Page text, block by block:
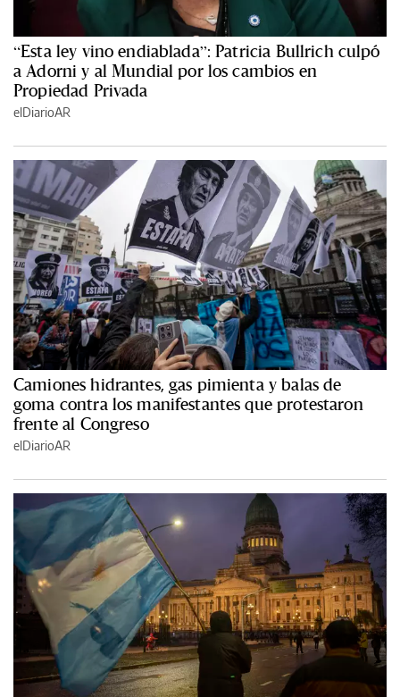
“Esta ley vino endiablada”: Patricia Bullrich culpó
a Adorni y al Mundial por los cambios en
Propiedad Privada
elDiarioAR
Camiones hidrantes, gas pimienta y balas de
goma contra los manifestantes que protestaron
frente al Congreso
elDiarioAR